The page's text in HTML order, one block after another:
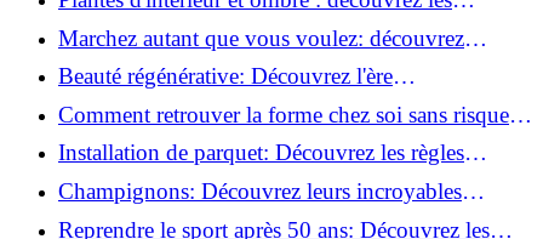
meilleures pour votre maison !
Marchez autant que vous voulez: découvrez
pourquoi c'est bénéfique!
Beauté régénérative: Découvrez l'ère
révolutionnaire de la cosmétique verte!
Comment retrouver la forme chez soi sans risque
de blessure: Techniques et conseils sûrs!
Installation de parquet: Découvrez les règles
essentielles à respecter!
Champignons: Découvrez leurs incroyables
pouvoirs antioxydants!
Reprendre le sport après 50 ans: Découvrez les